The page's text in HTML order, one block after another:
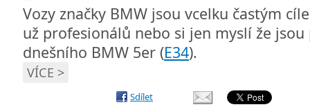
Vozy značky BMW jsou vcelku častým
už profesionálů nebo si jen myslí že
dnešního BMW 5er (E34).
VÍCE >
Sdílet